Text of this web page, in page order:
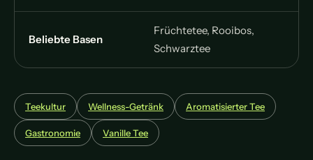
Beliebte Basen
Früchtetee, Rooibos,
Schwarztee
Teekultur Wellness-Getränk Aromatisierter Tee
Gastronomie Vanille Tee